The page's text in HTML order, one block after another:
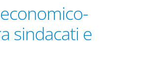
sindacati e